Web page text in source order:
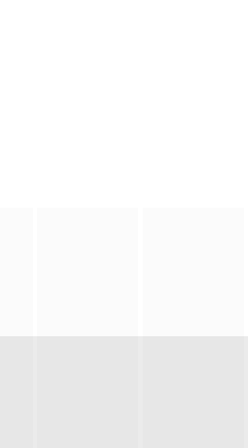
知的猜疑，而乔恩对此一
人收获了友情和成长，但又不得不分别。
身份而感到孤独的脱北青年哲俊，平生第一次鼓起